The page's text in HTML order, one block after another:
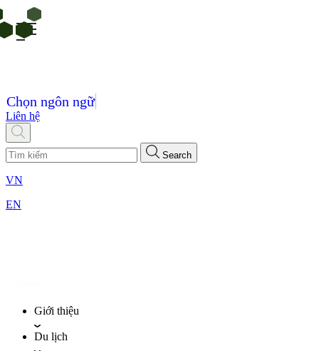
Chọn ngôn ngữ
Liên hệ
Search
VN
EN
Giới thiệu
Du lịch